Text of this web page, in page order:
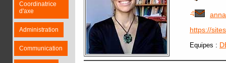
Coordinatrice
d'axe
Administration
Communication
https://
Equipes :